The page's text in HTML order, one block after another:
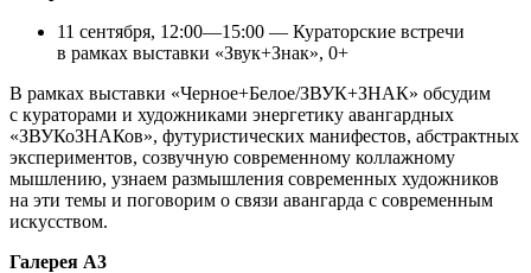
11 сентября, 12:00—15:00 — Кураторские встречи
в рамках выставки «Звук+Знак», 0+
В рамках выставки «Черное+Белое/ЗВУК+ЗНАК» обсудим
с кураторами и художниками энергетику авангардных
«ЗВУКоЗНАКов», футуристических манифестов, абстрактных
экспериментов, созвучную современному коллажному
мышлению, узнаем размышления современных художников
на эти темы и поговорим о связи авангарда с современным
искусством.
Галерея А3